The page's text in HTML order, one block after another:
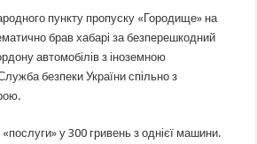
пункту пропуску «Городище» на
брав хабарі за безперешкодний
автомобілів з іноземною
безпеки України спільно з
у 300 гривень з однієї машини.